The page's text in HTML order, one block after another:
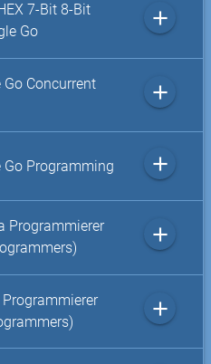
7-Bit 8-Bit
Go
add
Go Concurrent
add
Go Programming add
Programmierer
add
Programmierer
add